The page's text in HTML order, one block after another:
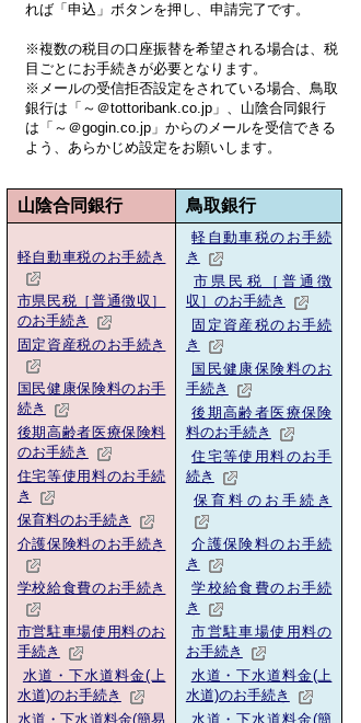
れば「申込」ボタンを押し、申請完了です。
※複数の税目の口座振替を希望される場合は、税
目ごとにお手続きが必要となります。
※メールの受信拒否設定をされている場合、鳥取
銀行は「～＠tottoribank.co.jp」、山陰合同銀行
は「～＠gogin.co.jp」からのメールを受信できる
よう、あらかじめ設定をお願いします。
山陰合同銀行 鳥取銀行
軽自動車税のお手続き
市県民税［普通徴収］
のお手続き
固定資産税のお手続き
国民健康保険料のお手
続き
後期高齢者医療保険料
のお手続き
住宅等使用料のお手続
き
保育料のお手続き
介護保険料のお手続き
学校給食費のお手続き
市営駐車場使用料のお
手続き
水道・下水道料金(上
水道)のお手続き
水道・下水道料金(簡易
軽自動車税のお手続
き
市県民税［普通徴
収］のお手続き
固定資産税のお手続
き
国民健康保険料のお
手続き
後期高齢者医療保険
料のお手続き
住宅等使用料のお手
続き
保育料のお手続き
介護保険料のお手続
き
学校給食費のお手続
き
市営駐車場使用料の
お手続き
水道・下水道料金(上
水道)のお手続き
水道・下水道料金(簡